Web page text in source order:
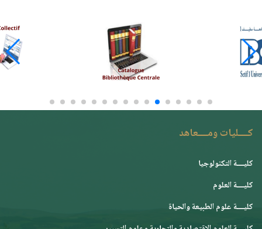
كــــليات ومــــعاهد
كليــــة التكنولوجيا
كليــــة العلوم
كليــــة علوم الطبيعة والحياة